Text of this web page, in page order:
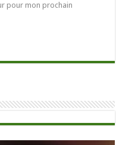
pour mon prochain